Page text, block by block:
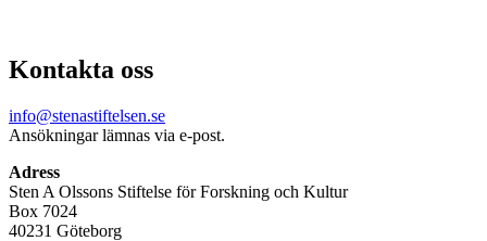
Kontakta oss
info@stenastiftelsen.se
Ansökningar lämnas via e-post.
Adress
Sten A Olssons Stiftelse för Forskning och Kultur
Box 7024
40231 Göteborg